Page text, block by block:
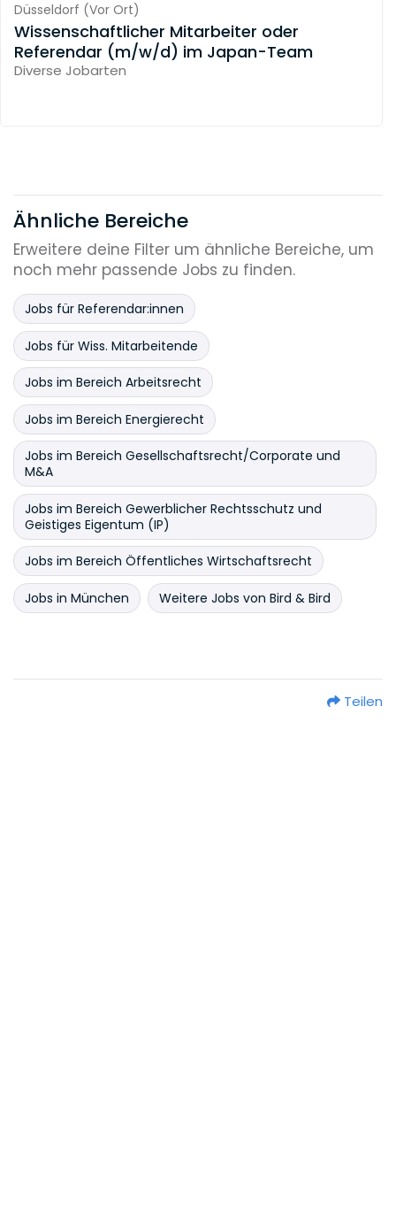
Düsseldorf (Vor Ort)
Wissenschaftlicher Mitarbeiter oder
Referendar (m/w/d) im Japan-Team
Diverse Jobarten
Ähnliche Bereiche
Erweitere deine Filter um ähnliche Bereiche, um
noch mehr passende Jobs zu finden.
Jobs für Referendar:innen
Jobs für Wiss. Mitarbeitende
Jobs im Bereich Arbeitsrecht
Jobs im Bereich Energierecht
Jobs im Bereich Gesellschaftsrecht/Corporate und
M&A
Jobs im Bereich Gewerblicher Rechtsschutz und
Geistiges Eigentum (IP)
Jobs im Bereich Öffentliches Wirtschaftsrecht
Jobs in München Weitere Jobs von Bird & Bird
Teilen